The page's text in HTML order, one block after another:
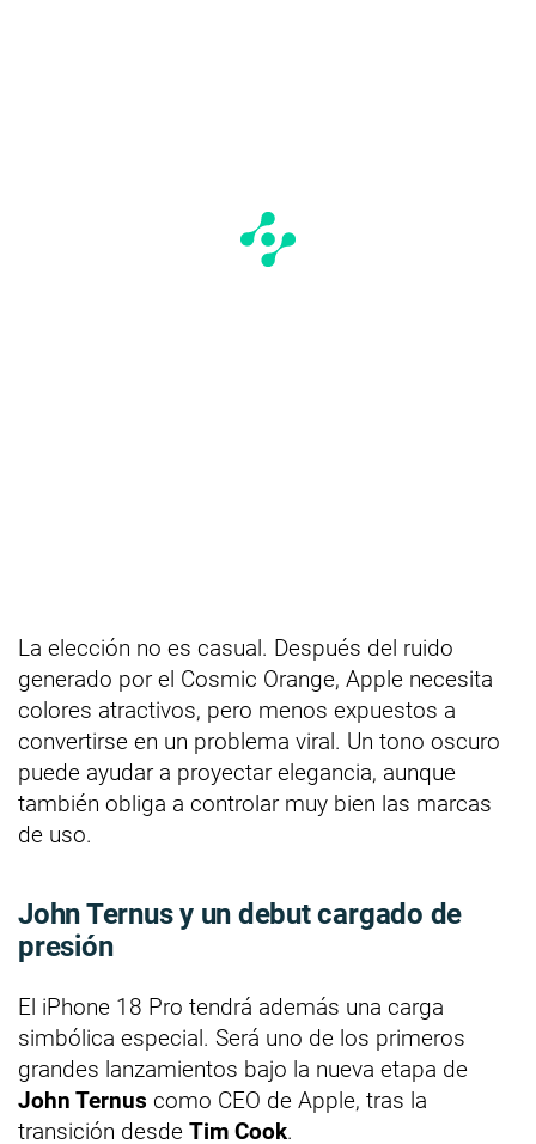
La elección no es casual. Después del ruido
generado por el Cosmic Orange, Apple necesita
colores atractivos, pero menos expuestos a
convertirse en un problema viral. Un tono oscuro
puede ayudar a proyectar elegancia, aunque
también obliga a controlar muy bien las marcas
de uso.
John Ternus y un debut cargado de
presión
El iPhone 18 Pro tendrá además una carga
simbólica especial. Será uno de los primeros
grandes lanzamientos bajo la nueva etapa de
John Ternus como CEO de Apple, tras la
transición desde Tim Cook.